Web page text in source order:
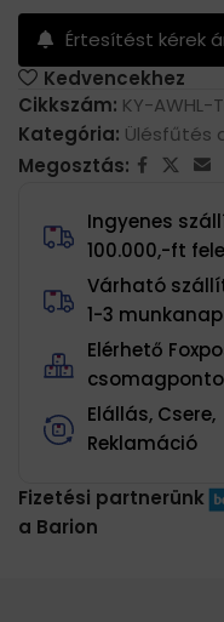
Értesítést kérek
Kedvencekhez
Cikkszám: KY-AWHL-
Kategória: Ülésfűtés
Megosztás:
Ingyenes
100.000,-ft
Várható
1-3 munkanap
Elérhető
Elállás, Csere,
Reklamáció
Fizetési partnerünk
a Barion